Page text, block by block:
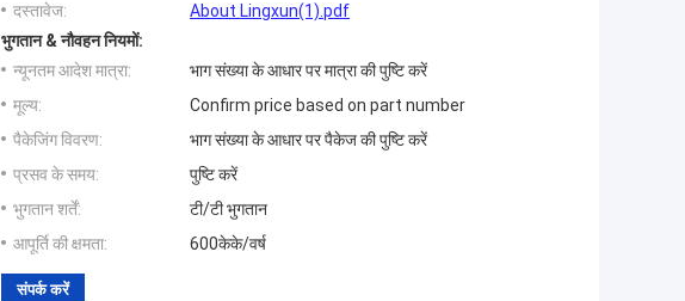
दस्तावेज:
About Lingxun(1).pdf
भुगतान & नौवहन नियमों:
न्यूनतम आदेश मात्रा:
भाग संख्या के आधार पर मात्रा की पुष्टि करें
मूल्य:
Confirm price based on part number
पैकेजिंग विवरण:
भाग संख्या के आधार पर पैकेज की पुष्टि करें
प्रसव के समय:
पुष्टि करें
भुगतान शर्तें:
टी/टी भुगतान
आपूर्ति की क्षमता:
600केके/वर्ष
संपर्क करें